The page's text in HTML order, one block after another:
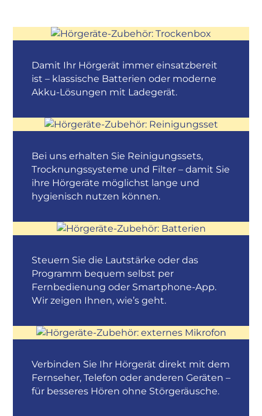
Damit Ihr Hörgerät immer einsatzbereit
ist – klassische Batterien oder moderne
Akku-Lösungen mit Ladegerät.
Bei uns erhalten Sie Reinigungssets,
Trocknungssysteme und Filter – damit Sie
ihre Hörgeräte möglichst lange und
hygienisch nutzen können.
Steuern Sie die Lautstärke oder das
Programm bequem selbst per
Fernbedienung oder Smartphone-App.
Wir zeigen Ihnen, wie’s geht.
Verbinden Sie Ihr Hörgerät direkt mit dem
Fernseher, Telefon oder anderen Geräten –
für besseres Hören ohne Störgeräusche.